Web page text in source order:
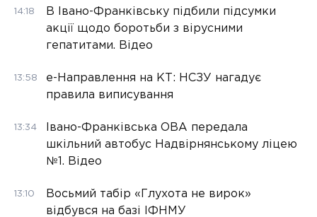
14:18
В Івано-Франківську підбили підсумки
акції щодо боротьби з вірусними
гепатитами. Відео
13:58
е-Направлення на КТ: НСЗУ нагадує
правила виписування
13:34
Івано-Франківська ОВА передала
шкільний автобус Надвірнянському ліцею
№1. Відео
13:10
Восьмий табір «Глухота не вирок»
відбувся на базі ІФНМУ